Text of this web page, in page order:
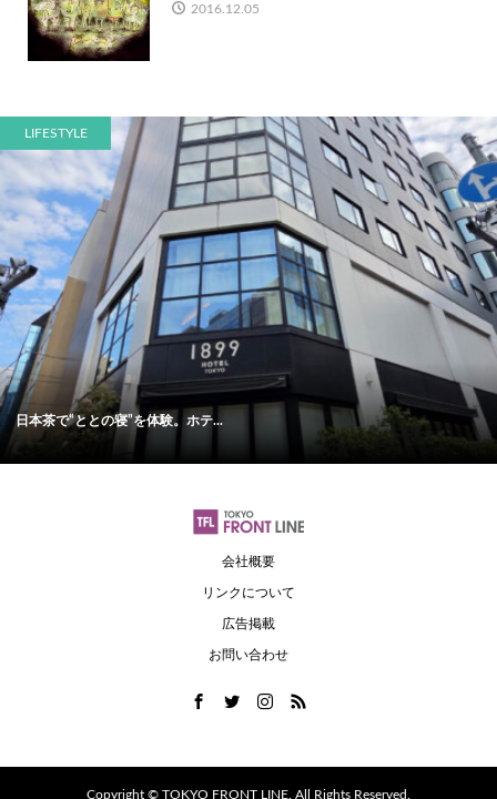
2016.12.05
LIFESTYLE
日本茶で“ととの寝”を体験。ホテ...
会社概要
リンクについて
広告掲載
お問い合わせ
Copyright © TOKYO FRONT LINE. All Rights Reserved.